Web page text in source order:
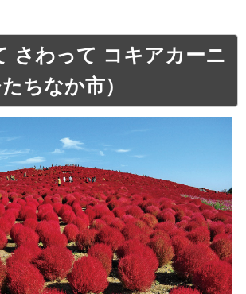
さわって コキアカーニ
ちなか市）